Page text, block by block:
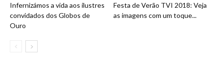
Infernizámos a vida aos ilustres
convidados dos Globos de
Ouro
Festa de Verão TVI 2018: Veja
as imagens com um toque...